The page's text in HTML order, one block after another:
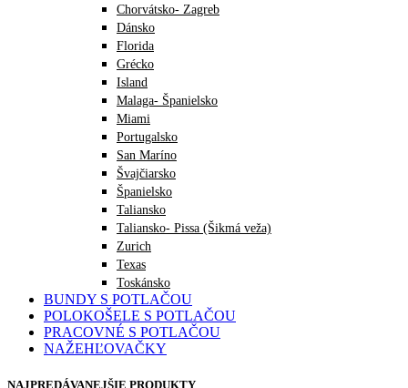
Chorvátsko- Zagreb
Dánsko
Florida
Grécko
Island
Malaga- Španielsko
Miami
Portugalsko
San Maríno
Švajčiarsko
Španielsko
Taliansko
Taliansko- Pissa (Šikmá veža)
Zurich
Texas
Toskánsko
BUNDY S POTLAČOU
POLOKOŠELE S POTLAČOU
PRACOVNÉ S POTLAČOU
NAŽEHĽOVAČKY
NAJPREDÁVANEJŠIE PRODUKTY